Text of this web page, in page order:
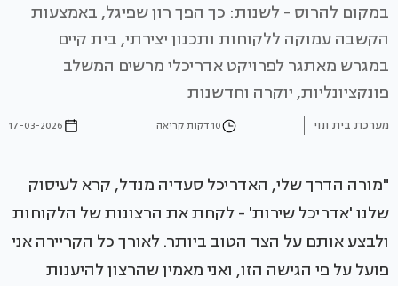
במקום להרוס - לשנות: כך הפך רון שפיגל, באמצעות
הקשבה עמוקה ללקוחות ותכנון יצירתי, בית קיים
במגרש מאתגר לפרויקט אדריכלי מרשים המשלב
פונקציונליות, יוקרה וחדשנות
מערכת בית ונוי 10 דקות קריאה 17-03-2026
"מורה הדרך שלי, האדריכל סעדיה מנדל, קרא לעיסוק
שלנו 'אדריכל שירות' - לקחת את הרצונות של הלקוחות
ולבצע אותם על הצד הטוב ביותר. לאורך כל הקריירה אני
פועל על פי הגישה הזו, ואני מאמין שהרצון להיענות